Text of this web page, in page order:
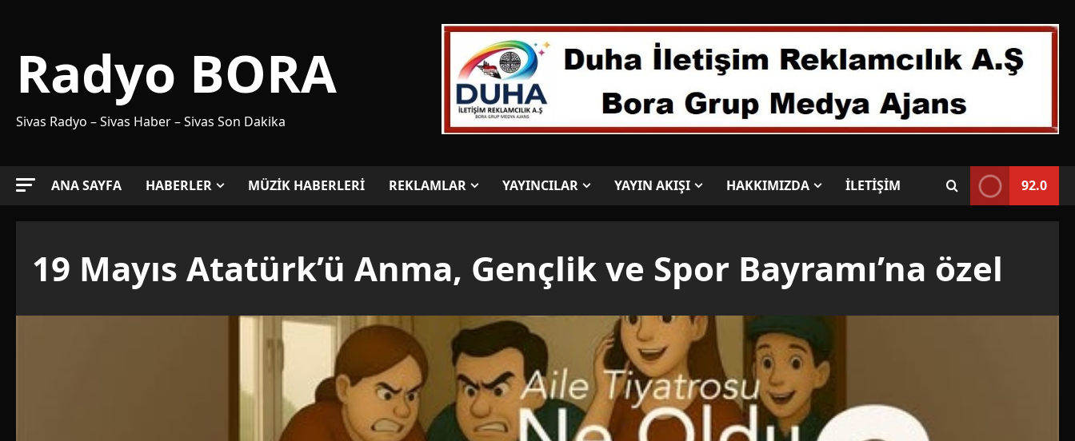
Radyo BORA
Sivas Radyo – Sivas Haber – Sivas Son Dakika
ANA SAYFA HABERLER MÜZİK HABERLERİ REKLAMLAR YAYINCILAR YAYIN AKIŞI HAKKIMIZDA İLETİŞİM 92.0
19 Mayıs Atatürk’ü Anma, Gençlik ve Spor Bayramı’na özel